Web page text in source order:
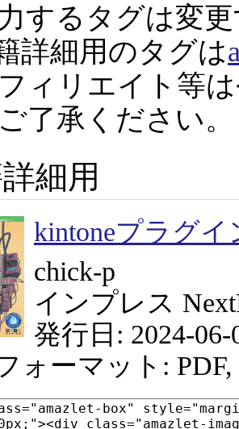
するタグは変
詳細用のタグは
ィリエイト等
了承ください。
細用
kintoneプラグ
chick-p
インプレス
発行日: 2024-06-
ォーマット: PDF,